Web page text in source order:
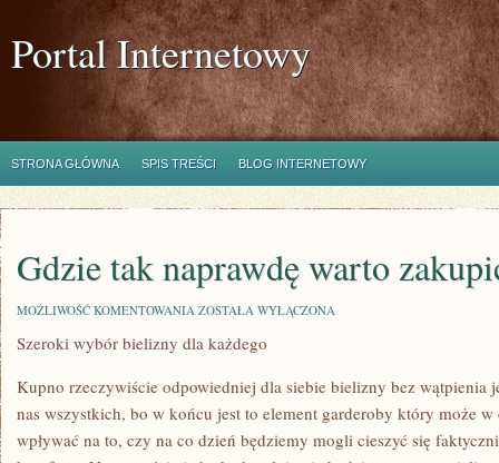
Portal Internetowy
STRONA GŁÓWNA SPIS TREŚCI BLOG INTERNETOWY
Gdzie tak naprawdę warto
MOŻLIWOŚĆ KOMENTOWANIA GDZIE
NAPRAWDĘ
BIŻUTERIĘ?
ZOSTAŁA WYŁĄCZONA
Szeroki wybór bielizny dla każdego
Kupno rzeczywiście odpowiedniej dla siebie bielizny bez wątpienia
nas wszystkich, bo w końcu jest to element garderoby który może
wpływać na to, czy na co dzień będziemy mogli cieszyć się